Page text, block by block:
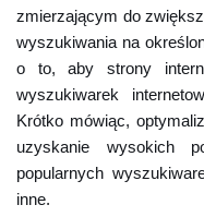
zmierzającym do
wyszukiwania na
o to, aby strony
wyszukiwarek
Krótko mówiąc,
uzyskanie wysokich
popularnych
inne.